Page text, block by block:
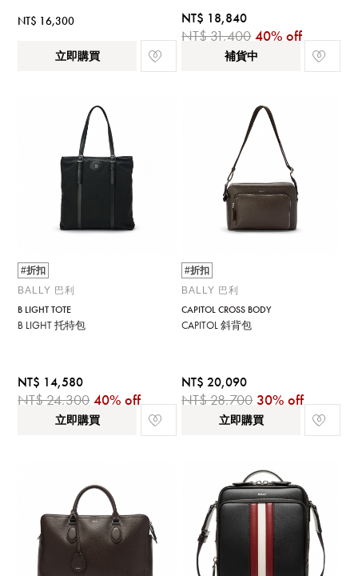
NT$ 16,300
立即購買
NT$ 18,840
NT$ 31,400 40% off
補貨中
#折扣
BALLY 巴利
B LIGHT TOTE
B LIGHT 托特包
NT$ 14,580
NT$ 24,300 40% off
立即購買
#折扣
BALLY 巴利
CAPITOL CROSS BODY
CAPITOL 斜背包
NT$ 20,090
NT$ 28,700 30% off
立即購買